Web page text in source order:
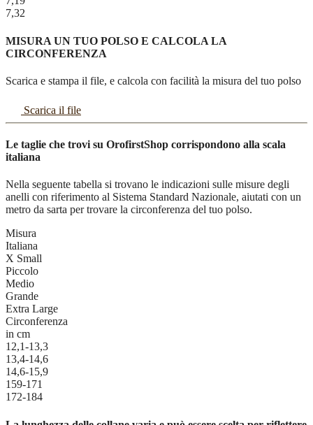
7,32
MISURA UN TUO POLSO E CALCOLA LA
CIRCONFERENZA
Scarica e stampa il file, e calcola con facilità la misura del tuo polso
Scarica il file
Le taglie che trovi su OrofirstShop corrispondono alla scala
italiana
Nella seguente tabella si trovano le indicazioni sulle misure degli
anelli con riferimento al Sistema Standard Nazionale, aiutati con un
metro da sarta per trovare la circonferenza del tuo polso.
Misura
Italiana
X Small
Piccolo
Medio
Grande
Extra Large
Circonferenza
in cm
12,1-13,3
13,4-14,6
14,6-15,9
159-171
172-184